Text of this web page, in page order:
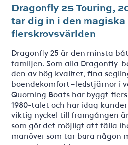
Dragonfly 25 Touring,
tar dig in i den magiska
flerskrovsvärlden
Dragonfly 25 är den minsta
familjen. Som alla Dragonfly-
den av hög kvalitet, fina
boendekomfort – ledstjärnor i
Quorning Boats har byggt
1980-talet och har idag
viktig nyckel till framgången
som gör det möjligt att fälla
manöver som tar bara någon